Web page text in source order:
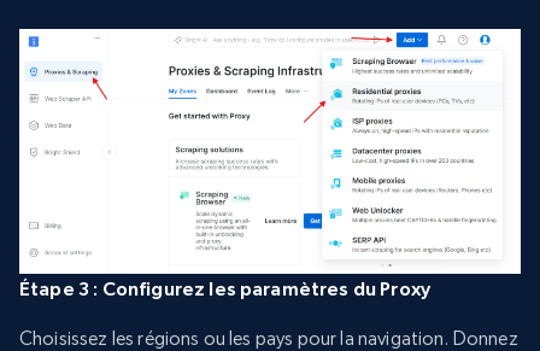
Étape 3 : Configurez les paramètres du Proxy
Choisissez les régions ou les pays pour la navigation. Donnez